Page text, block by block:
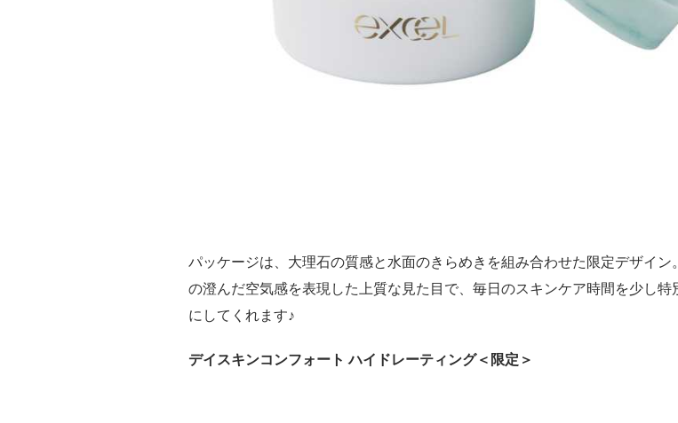
パッケージは、大理石の質感と水面のきらめきを組み合わせた限定デザイン
の澄んだ空気感を表現した上質な見た目で、毎日のスキンケア時間を少し特
にしてくれます♪
デイスキンコンフォート ハイドレーティング＜限定＞